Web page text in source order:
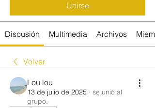
Unirse
Discusión Multimedia Archivos
Volver
Lou lou
13 de julio de 2025 · se unió al
grupo.